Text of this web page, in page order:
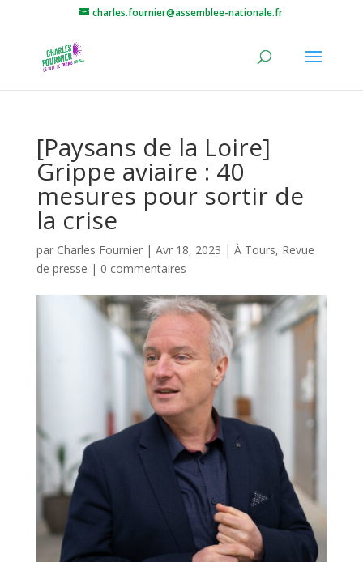
charles.fournier@assemblee-nationale.fr
[Paysans de la Loire]
Grippe aviaire : 40
mesures pour sortir de
la crise
par Charles Fournier| Avr 18, 2023 | À Tours, Revue
de presse | 0 commentaires